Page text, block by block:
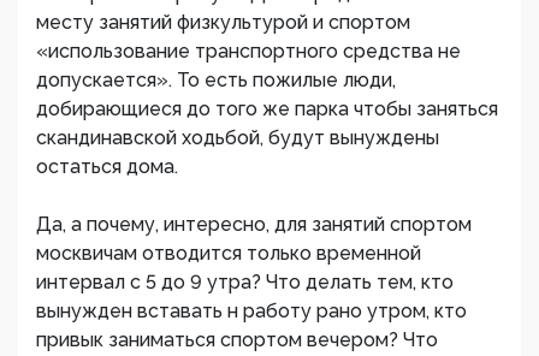
месту занятий физкультурой и спортом
«использование транспортного средства не
допускается». То есть пожилые люди,
добирающиеся до того же парка чтобы заняться
скандинавской ходьбой, будут вынуждены
остаться дома.
Да, а почему, интересно, для занятий спортом
москвичам отводится только временной
интервал с 5 до 9 утра? Что делать тем, кто
вынужден вставать н работу рано утром, кто
привык заниматься спортом вечером? Что